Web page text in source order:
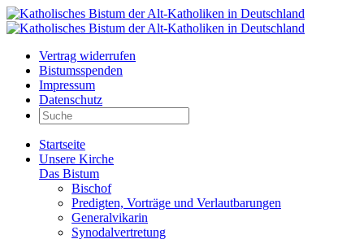
Vertrag widerrufen
Bistumsspenden
Impressum
Datenschutz
Startseite
Unsere Kirche
Das Bistum
Bischof
Predigten, Vorträge und Verlautbarungen
Generalvikarin
Synodalvertretung